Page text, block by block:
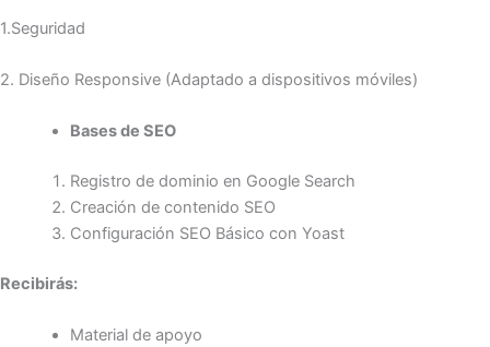
1.Seguridad
2. Diseño Responsive (Adaptado a dispositivos móviles)
Bases de SEO
Registro de dominio en Google Search
Creación de contenido SEO
Configuración SEO Básico con Yoast
Recibirás:
Material de apoyo